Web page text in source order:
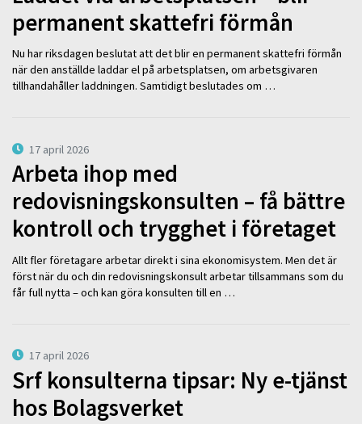
permanent skattefri förmån
Nu har riksdagen beslutat att det blir en permanent skattefri förmån
när den anställde laddar el på arbetsplatsen, om arbetsgivaren
tillhandahåller laddningen. Samtidigt beslutades om …
17 april 2026
Arbeta ihop med
redovisningskonsulten – få bättre
kontroll och trygghet i företaget
Allt fler företagare arbetar direkt i sina ekonomisystem. Men det är
först när du och din redovisningskonsult arbetar tillsammans som du
får full nytta – och kan göra konsulten till en …
17 april 2026
Srf konsulterna tipsar: Ny e-tjänst
hos Bolagsverket